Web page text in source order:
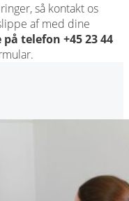
så kontakt os
af med dine
telefon +45 23 44